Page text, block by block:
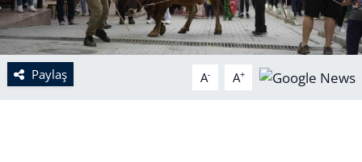
Paylaş A- A+